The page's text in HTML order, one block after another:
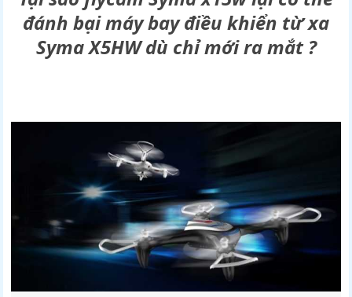
đánh bại máy bay điều khiển từ xa
Syma X5HW dù chỉ mới ra mắt ?